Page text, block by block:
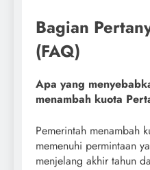
Bagian
(FAQ)
Apa yang
menambah kuota
Pemerintah menambah
memenuhi permintaan
menjelang akhir tahun